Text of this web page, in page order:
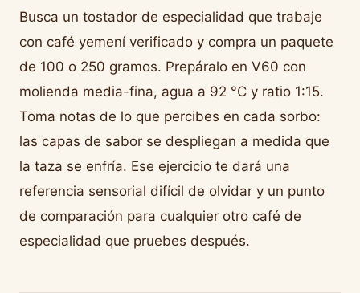
Busca un tostador de especialidad que trabaje
con café yemení verificado y compra un paquete
de 100 o 250 gramos. Prepáralo en V60 con
molienda media-fina, agua a 92 °C y ratio 1:15.
Toma notas de lo que percibes en cada sorbo:
las capas de sabor se despliegan a medida que
la taza se enfría. Ese ejercicio te dará una
referencia sensorial difícil de olvidar y un punto
de comparación para cualquier otro café de
especialidad que pruebes después.